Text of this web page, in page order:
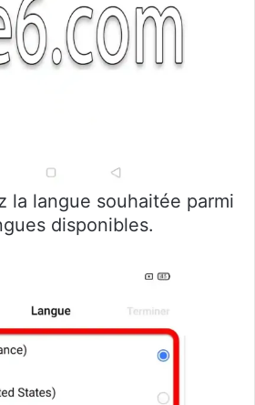
la langue souhaitée parmi
disponibles.